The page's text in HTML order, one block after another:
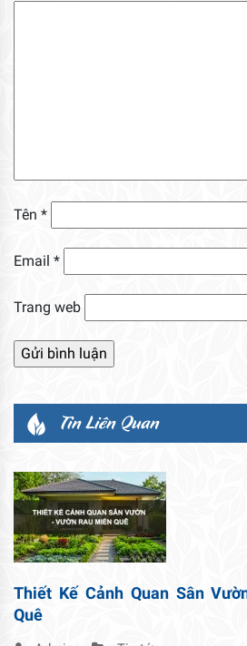
Tên *
Email *
Trang web
Tin Liên Quan
Thiết Kế Cảnh Quan Sân
Quê